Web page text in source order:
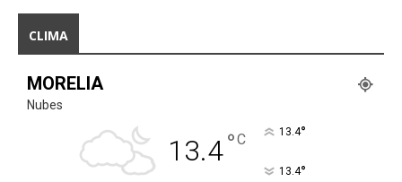
CLIMA
MORELIA
Nubes
13.4°C 13.4°
13.4°